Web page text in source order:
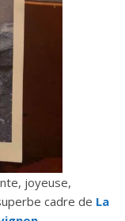
joyeuse,
cadre de La